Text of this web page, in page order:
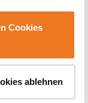
Cookies
ablehnen
in Richtung
nicht so recht